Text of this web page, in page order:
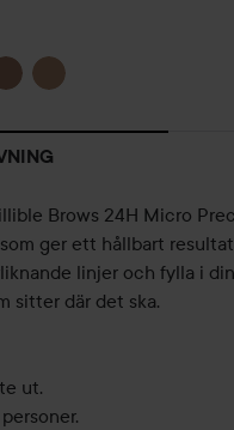
Brows 24H Micro
ger ett hållbart
linjer och fylla i
sitter där det ska.
ut.